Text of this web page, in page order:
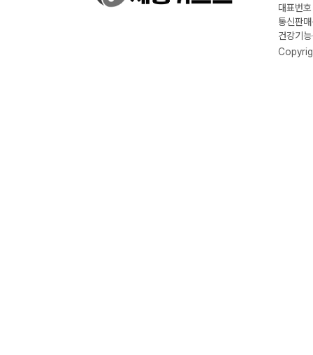
대표번
통신판
건강기